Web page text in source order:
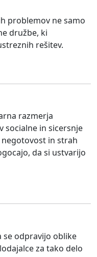
problemov ne samo
družbe, ki
rešitev.
razmerja
socialne in sicersnje
negotovost in strah
da si ustvarijo
se odpravijo oblike
za tako delo